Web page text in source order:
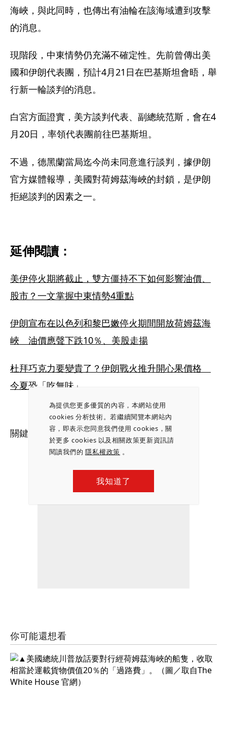
為提供您更多優質的內容，本網站使用
cookies 分析技術。若繼續閱覽本網站內
容，即表示您同意我們使用 cookies，關
於更多 cookies 以及相關政策更新資訊請
閱讀我們的隱私權政策 。
我知道了
海峽，與此同時，也傳出有油輪在該海域遭到攻擊
的消息。
現階段，中東情勢仍充滿不確定性。先前曾傳出美
國和伊朗代表團，預計4月21日在巴基斯坦會晤，舉
行新一輪談判的消息。
白宮方面證實，美方談判代表、副總統范斯，會在4
月20日，率領代表團前往巴基斯坦。
不過，德黑蘭當局迄今尚未同意進行談判，據伊朗
官方媒體報導，美國對荷姆茲海峽的封鎖，是伊朗
拒絕談判的因素之一。
延伸閱讀：
美伊停火期將截止，雙方僵持不下如何影響油價、
股市？一文掌握中東情勢4重點
伊朗宣布在以色列和黎巴嫩停火期間開放荷姆茲海
峽　油價應聲下跌10％、美股走揚
杜拜巧克力要變貴了？伊朗戰火推升開心果價格
今夏恐「吃無味」
關鍵字： 荷姆茲海峽｜美伊戰爭｜台塑海運
你可能還想看